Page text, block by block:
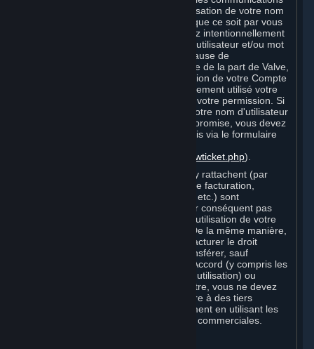
et activités sur Steam résultant de l'utilisation de votre nom
d'utilisateur et de votre mot de passe, que ce soit par vous
ou par toute personne à qui vous auriez intentionnellement
ou par négligence exposé votre nom d'utilisateur et/ou mot
de passe en violation de la présente clause de
confidentialité. Sauf faute ou négligence de la part de Valve,
Valve n’est pas responsable de l’utilisation de votre Compte
par une personne qui aurait frauduleusement utilisé votre
nom d'utilisateur et mot de passe sans votre permission. Si
vous pensez que la confidentialité de votre nom d'utilisateur
et/ou mot de passe peut avoir été compromise, vous devez
en avertir Valve dans les meilleurs délais via le formulaire
https://support.steampowered.com/newticket.php).
Votre Compte et les informations qui s'y rattachent (par
exemple : coordonnées, informations de facturation,
historique du Compte et Souscriptions, etc.) sont
strictement personnels. Vous n'êtes par conséquent pas
autorisé à vendre ou facturer le droit d'utilisation de votre
Compte à des tiers, ni à le transférer. De la même manière,
vous n'êtes pas autorisé à vendre ou facturer le droit
d'utiliser des Souscriptions, ni à les transférer, sauf
autorisation expresse dans le présent Accord (y compris les
Conditions de Souscription et Règles d'utilisation) ou
autorisation spécifique de Valve. En outre, vous ne devez
pas utiliser votre Compte pour permettre à des tiers
d'enfreindre le présent Accord, notamment en utilisant les
Contenus et Services Steam à des fins commerciales.